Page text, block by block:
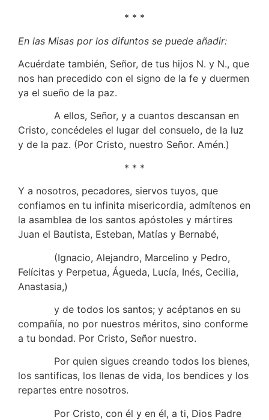
* * *
En las Misas por los difuntos se puede añadir:
Acuérdate también, Señor, de tus hijos N. y N., que
nos han precedido con el signo de la fe y duermen
ya el sueño de la paz.
A ellos, Señor, y a cuantos descansan en
Cristo, concédeles el lugar del consuelo, de la luz
y de la paz. (Por Cristo, nuestro Señor. Amén.)
* * *
Y a nosotros, pecadores, siervos tuyos, que
confiamos en tu infinita misericordia, admítenos en
la asamblea de los santos apóstoles y mártires
Juan el Bautista, Esteban, Matías y Bernabé,
(Ignacio, Alejandro, Marcelino y Pedro,
Felícitas y Perpetua, Águeda, Lucía, Inés, Cecilia,
Anastasia,)
y de todos los santos; y acéptanos en su
compañía, no por nuestros méritos, sino conforme
a tu bondad. Por Cristo, Señor nuestro.
Por quien sigues creando todos los bienes,
los santificas, los llenas de vida, los bendices y los
repartes entre nosotros.
Por Cristo, con él y en él, a ti, Dios Padre